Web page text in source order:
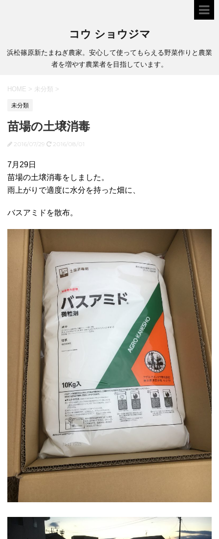
コウ ショウジマ
浜松篠原新たまねぎ農家。安心して使ってもらえる野菜作りと農業
者を増やす農業者を目指しています。
HOME > 未分類 >
未分類
苗場の土壌消毒
2016/07/29 2016/08/01
7月29日
苗場の土壌消毒をしました。
雨上がりで適度に水分を持った畑に、
バスアミドを散布。